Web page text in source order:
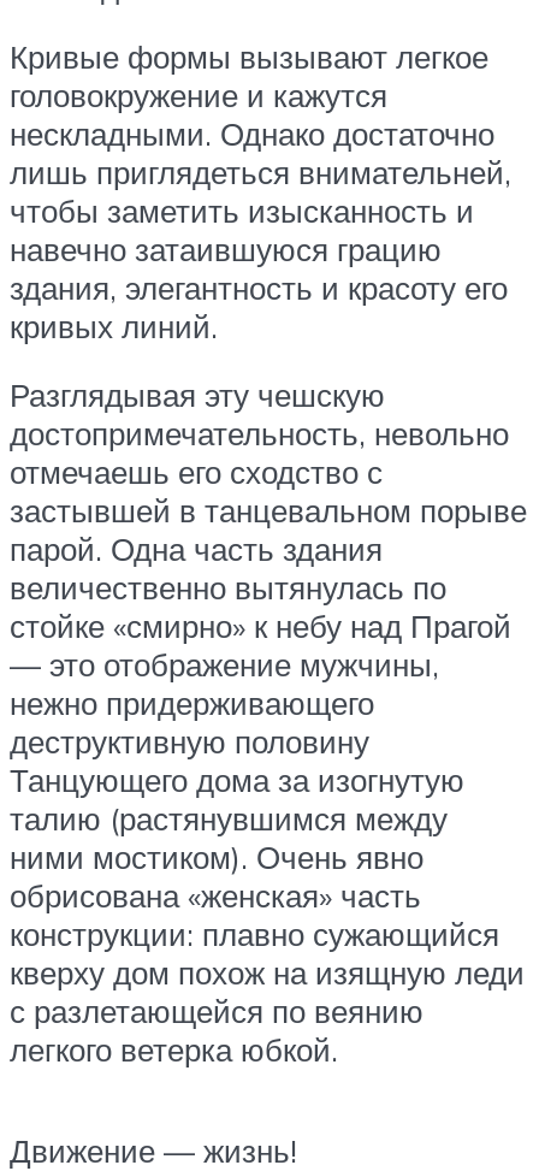
Кривые формы вызывают легкое
головокружение и кажутся
нескладными. Однако достаточно
лишь приглядеться внимательней,
чтобы заметить изысканность и
навечно затаившуюся грацию
здания, элегантность и красоту его
кривых линий.
Разглядывая эту чешскую
достопримечательность, невольно
отмечаешь его сходство с
застывшей в танцевальном порыве
парой. Одна часть здания
величественно вытянулась по
стойке «смирно» к небу над Прагой
— это отображение мужчины,
нежно придерживающего
деструктивную половину
Танцующего дома за изогнутую
талию (растянувшимся между
ними мостиком). Очень явно
обрисована «женская» часть
конструкции: плавно сужающийся
кверху дом похож на изящную леди
с разлетающейся по веянию
легкого ветерка юбкой.
Движение — жизнь!